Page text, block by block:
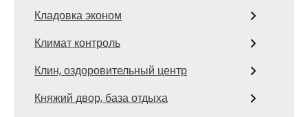
Кладовка эконом
Климат контроль
Клин, оздоровительный центр
Княжий двор, база отдыха